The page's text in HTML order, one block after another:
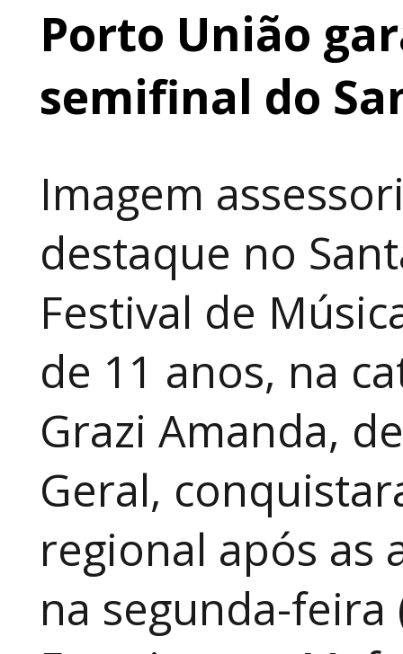
Porto União
semifinal do
Imagem
destaque no
Festival de
de 11 anos, na
Grazi Amanda,
Geral,
regional após as
na segunda-feira